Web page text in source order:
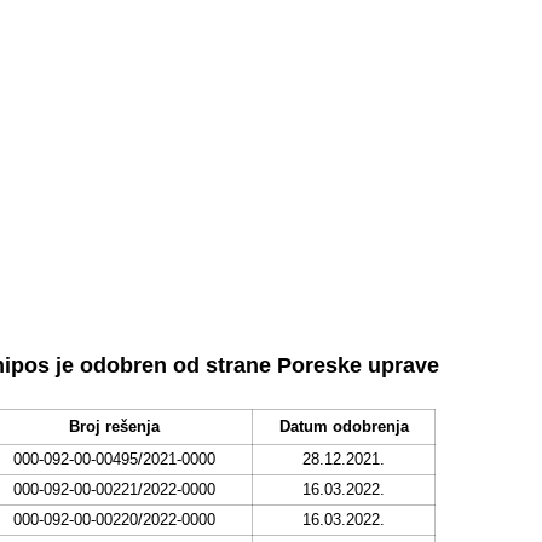
je odobren od strane Poreske uprave
Broj rešenja
Datum odobrenja
000-092-00-00495/2021-0000
28.12.2021.
000-092-00-00221/2022-0000
16.03.2022.
000-092-00-00220/2022-0000
16.03.2022.